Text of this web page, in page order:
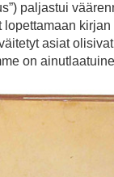
paljastui
lopettamaan
asiat
on